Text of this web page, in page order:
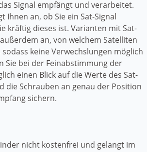
Signal empfängt und verarbeitet.
Ihnen an, ob Sie ein Sat-Signal
kräftig dieses ist. Varianten mit Sat-
an, von welchem Satelliten
keine Verwechslungen möglich
Sie bei der Feinabstimmung der
einen Blick auf die Werte des Sat-
die Schrauben an genau der Position
sichern.
nicht kostenfrei und gelangt im